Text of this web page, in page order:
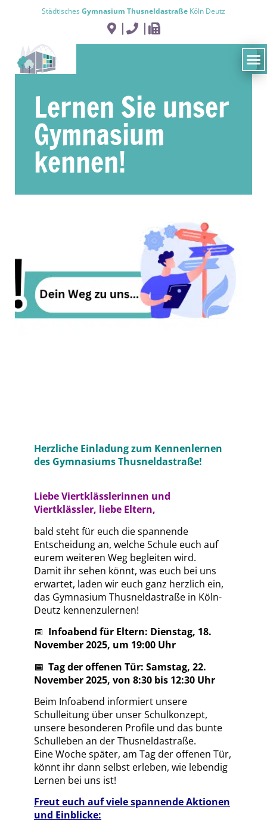
Städtisches Gymnasium Thusneldastraße Köln Deutz
Lernen Sie unser
Gymnasium
kennen!
Herzliche Einladung zum Kennenlernen
des Gymnasiums Thusneldastraße!
Liebe Viertklässlerinnen und
Viertklässler, liebe Eltern,
bald steht für euch die spannende
Entscheidung an, welche Schule euch auf
eurem weiteren Weg begleiten wird.
Damit ihr sehen könnt, was euch bei uns
erwartet, laden wir euch ganz herzlich ein,
das Gymnasium Thusneldastraße in Köln-
Deutz kennenzulernen!
📅 Infoabend für Eltern: Dienstag, 18.
November 2025, um 19:00 Uhr
📅 Tag der offenen Tür: Samstag, 22.
November 2025, von 8:30 bis 12:30 Uhr
Beim Infoabend informiert unsere
Schulleitung über unser Schulkonzept,
unsere besonderen Profile und das bunte
Schulleben an der Thusneldastraße.
Eine Woche später, am Tag der offenen Tür,
könnt ihr dann selbst erleben, wie lebendig
Lernen bei uns ist!
Freut euch auf viele spannende Aktionen
und Einblicke: